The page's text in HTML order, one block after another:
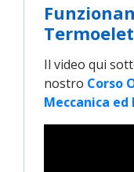
Il video qui
nostro Corso
Meccanica